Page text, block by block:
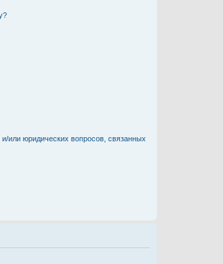
или юридических вопросов, связанных